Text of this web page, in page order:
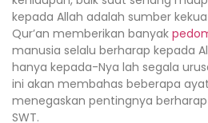
kepada Allah adalah sumber
Qur’an memberikan banyak
manusia selalu berharap kepada
hanya kepada-Nya lah segala
ini akan membahas beberapa
menegaskan pentingnya
SWT.